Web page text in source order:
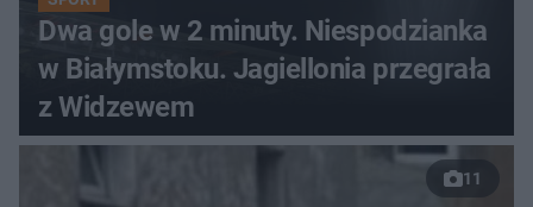
Dwa gole w 2 minuty. Niespodzianka
w Białymstoku. Jagiellonia przegrała
z Widzewem
11